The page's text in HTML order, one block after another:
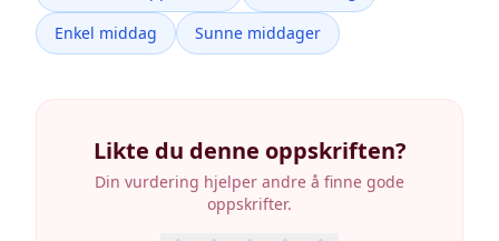
Enkel middag
Sunne middager
Likte du denne oppskriften?
Din vurdering hjelper andre å finne gode
oppskrifter.